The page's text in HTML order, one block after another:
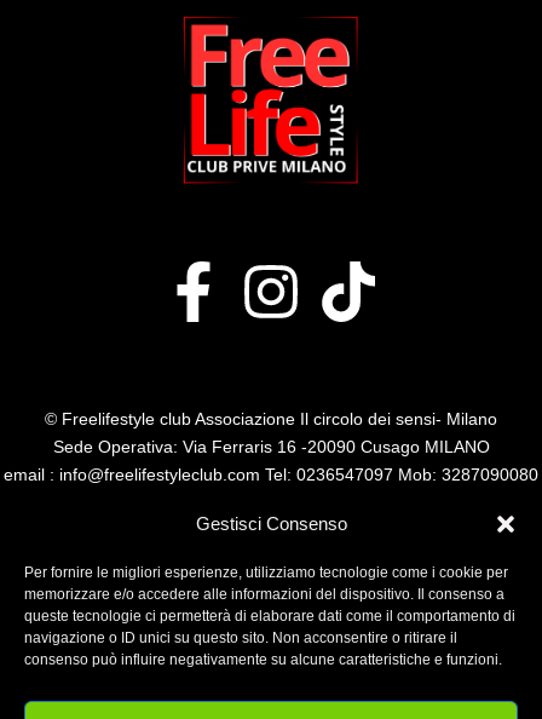
Gestisci Consenso
Per fornire le migliori esperienze, utilizziamo tecnologie come i cookie per
memorizzare e/o accedere alle informazioni del dispositivo. Il consenso a
queste tecnologie ci permetterà di elaborare dati come il comportamento di
navigazione o ID unici su questo sito. Non acconsentire o ritirare il
consenso può influire negativamente su alcune caratteristiche e funzioni.
© Freelifestyle club Associazione Il circolo dei sensi- Milano
Sede Operativa: Via Ferraris 16 -20090 Cusago MILANO
email : info@freelifestyleclub.com Tel: 0236547097 Mob: 3287090080